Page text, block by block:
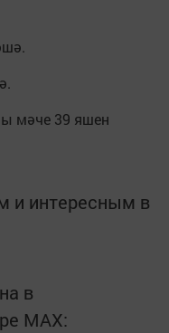
мәче 39 яшен
и интересным в
в
MАХ: